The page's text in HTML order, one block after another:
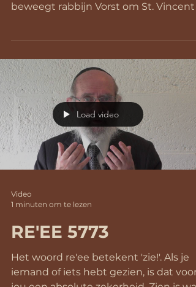
beweegt rabbijn Vorst om St. Vincent
Load video
Video
1 minuten om te lezen
RE'EE 5773
Het woord re'ee betekent 'zie!'. Als je
iemand of iets hebt gezien, is dat voor